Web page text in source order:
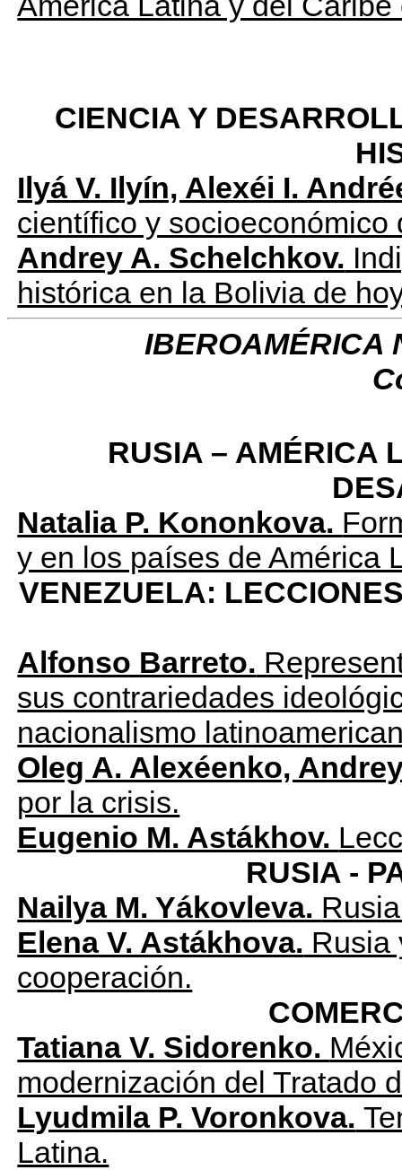
CIENCIA Y
Ilyá V. Ilyín, Alexéi I.
científico y
Andrey A. Schelchkov.
histórica en la Bolivia de
IBEROAMÉRICA
RUSIA – AMÉRICA
Natalia P. Kononkova.
y en los países de América
VENEZUELA:
Alfonso Barreto.
sus contrariedades
nacionalismo
Oleg A. Alexéenko,
por la crisis.
Eugenio M. Astákhov.
RUSIA -
Nailya M. Yákovleva.
Elena V. Astákhova. Rusia
cooperación.
Tatiana V. Sidorenko.
modernización del Tratado
Lyudmila P. Voronkova.
Latina.